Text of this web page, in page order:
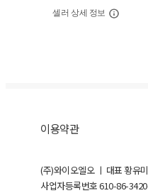
셀러 상세 정보
이용약관
(주)와이오엘오 ㅣ 대표 황유미
사업자등록번호610-86-